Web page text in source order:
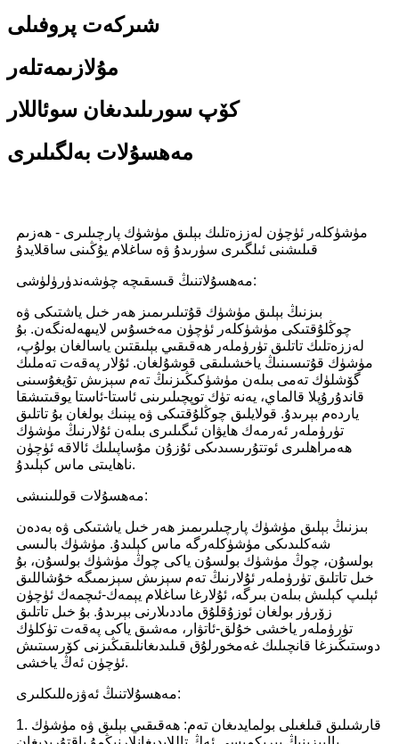
شىركەت پروفىلى
مۇلازىمەتلەر
كۆپ سورىلىدىغان سوئاللار
مەھسۇلات بەلگىلىرى
مۈشۈكلەر ئۈچۈن لەززەتلىك بېلىق مۈشۈك پارچىلىرى - ھەزىم
قىلىشنى ئىلگىرى سۈرىدۇ ۋە ساغلام يۇڭىنى ساقلايدۇ
مەھسۇلاتنىڭ قىسقىچە چۈشەندۈرۈلۈشى:
بىزنىڭ بېلىق مۈشۈك قۇتىلىرىمىز ھەر خىل ياشتىكى ۋە
چوڭلۇقتىكى مۈشۈكلەر ئۈچۈن مەخسۇس لايىھەلەنگەن. بۇ
لەززەتلىك تاتلىق تۈرۈملەر ھەقىقىي بېلىقتىن ياسالغان بولۇپ،
مۈشۈك قۇتىسىنىڭ ياخشىلىقى قوشۇلغان. ئۇلار پەقەت تەملىك
گۆشلۈك تەمى بىلەن مۈشۈكىڭىزنىڭ تەم سېزىش تۇيغۇسىنى
قاندۇرۇپلا قالماي، يەنە تۈك توپچىلىرىنى ئاستا-ئاستا يوقىتىشقا
ياردەم بېرىدۇ. قولايلىق چوڭلۇقتىكى ۋە يېنىك بولغان بۇ تاتلىق
تۈرۈملەر ئەرمەك ھايۋان ئىگىلىرى بىلەن ئۇلارنىڭ مۈشۈك
ھەمراھلىرى ئوتتۇرىسىدىكى ئۇزۇن مۇساپىلىك ئالاقە ئۈچۈن
ناھايىتى ماس كېلىدۇ.
مەھسۇلات قوللىنىشى:
بىزنىڭ بېلىق مۈشۈك پارچىلىرىمىز ھەر خىل ياشتىكى ۋە بەدەن
شەكلىدىكى مۈشۈكلەرگە ماس كېلىدۇ. مۈشۈك بالىسى
بولسۇن، چوڭ مۈشۈك بولسۇن ياكى چوڭ مۈشۈك بولسۇن، بۇ
خىل تاتلىق تۈرۈملەر ئۇلارنىڭ تەم سېزىش سېزىمىگە خۇشاللىق
ئېلىپ كېلىش بىلەن بىرگە، ئۇلارغا ساغلام يېمەك-ئىچمەك ئۈچۈن
زۆرۈر بولغان ئوزۇقلۇق ماددىلارنى بېرىدۇ. بۇ خىل تاتلىق
تۈرۈملەر ياخشى خۇلق-ئاتۋار، مەشىق ياكى پەقەت تۈكلۈك
دوستىڭىزغا قانچىلىك غەمخورلۇق قىلىدىغانلىقىڭىزنى كۆرسىتىش
ئۈچۈن ئەڭ ياخشى.
مەھسۇلاتنىڭ ئەۋزەللىكلىرى:
1. قارشىلىق قىلغىلى بولمايدىغان تەم: ھەقىقىي بېلىق ۋە مۈشۈك